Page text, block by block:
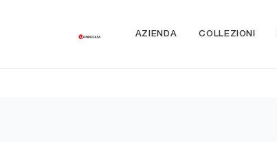
AZIENDA COLLEZIONI